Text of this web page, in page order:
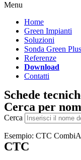
Menu
Home
Green Impianti
Soluzioni
Sonda Green Plus
Referenze
Download
Contatti
Schede
Cerca per
Cerca
Esempio: CTC
CTC